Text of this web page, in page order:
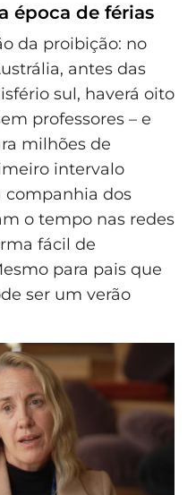
época de férias
da proibição: no
antes das
sul, haverá oito
professores – e
milhões de
intervalo
companhia dos
o tempo nas redes
fácil de
para pais que
ser um verão